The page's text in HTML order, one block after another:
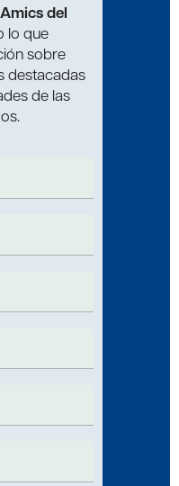
del
lo que
sobre
destacadas
de las